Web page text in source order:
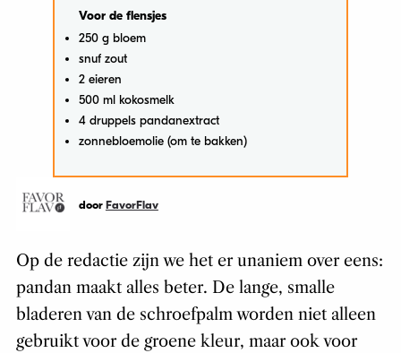
Voor de flensjes
250 g bloem
snuf zout
2 eieren
500 ml kokosmelk
4 druppels pandanextract
zonnebloemolie (om te bakken)
door FavorFlav
Op de redactie zijn we het er unaniem over eens:
pandan maakt alles beter. De lange, smalle
bladeren van de schroefpalm worden niet alleen
gebruikt voor de groene kleur, maar ook voor